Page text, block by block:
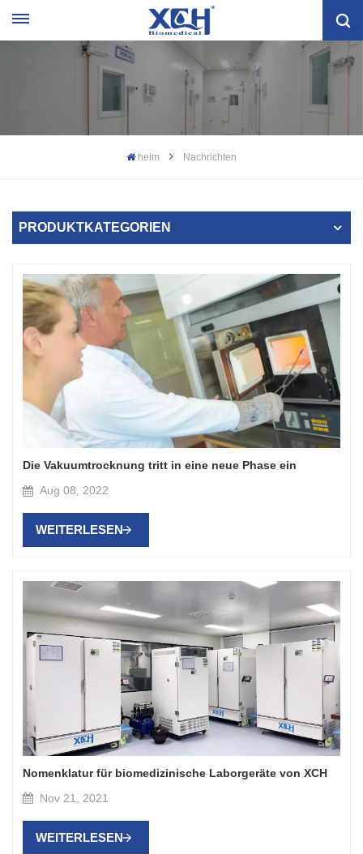
heim Nachrichten
PRODUKTKATEGORIEN
Die Vakuumtrocknung tritt in eine neue Phase ein
Aug 08, 2022
WEITERLESEN
Nomenklatur für biomedizinische Laborgeräte von XCH
Nov 21, 2021
WEITERLESEN